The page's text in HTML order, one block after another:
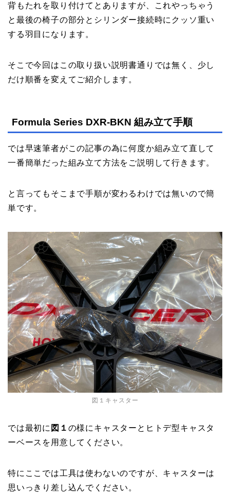
背もたれを取り付けてとありますが、これやっちゃう
と最後の椅子の部分とシリンダー接続時にクッソ重い
する羽目になります。
そこで今回はこの取り扱い説明書通りでは無く、少し
だけ順番を変えてご紹介します。
Formula Series DXR-BKN 組み立て手順
では早速筆者がこの記事の為に何度か組み立て直して
一番簡単だった組み立て方法をご説明して行きます。
と言ってもそこまで手順が変わるわけでは無いので簡
単です。
図１キャスター
では最初に 図１ の様にキャスターとヒトデ型キャスタ
ーベースを用意してください。
特にここでは工具は使わないのですが、キャスターは
思いっきり差し込んでください。